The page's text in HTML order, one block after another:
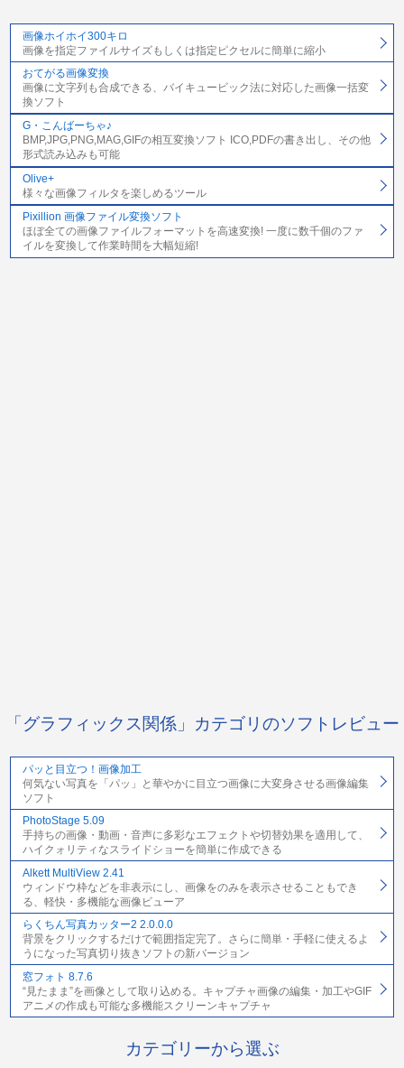
画像ホイホイ300キロ
画像を指定ファイルサイズもしくは指定ピクセルに簡単に縮小
おてがる画像変換
画像に文字列も合成できる、バイキュービック法に対応した画像一括変
換ソフト
G・こんばーちゃ♪
BMP,JPG,PNG,MAG,GIFの相互変換ソフト ICO,PDFの書き出し、その他
形式読み込みも可能
Olive+
様々な画像フィルタを楽しめるツール
Pixillion 画像ファイル変換ソフト
ほぼ全ての画像ファイルフォーマットを高速変換! 一度に数千個のファ
イルを変換して作業時間を大幅短縮!
「グラフィックス関係」カテゴリのソフトレビュー
パッと目立つ！画像加工
何気ない写真を「パッ」と華やかに目立つ画像に大変身させる画像編集
ソフト
PhotoStage 5.09
手持ちの画像・動画・音声に多彩なエフェクトや切替効果を適用して、
ハイクォリティなスライドショーを簡単に作成できる
Alkett MultiView 2.41
ウィンドウ枠などを非表示にし、画像をのみを表示させることもでき
る、軽快・多機能な画像ビューア
らくちん写真カッター2 2.0.0.0
背景をクリックするだけで範囲指定完了。さらに簡単・手軽に使えるよ
うになった写真切り抜きソフトの新バージョン
窓フォト 8.7.6
“見たまま”を画像として取り込める。キャプチャ画像の編集・加工やGIF
アニメの作成も可能な多機能スクリーンキャプチャ
カテゴリーから選ぶ